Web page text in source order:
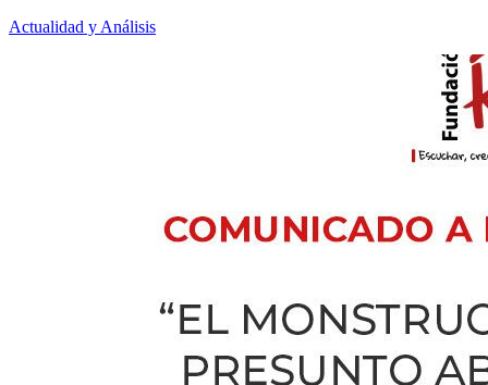
Actualidad y Análisis